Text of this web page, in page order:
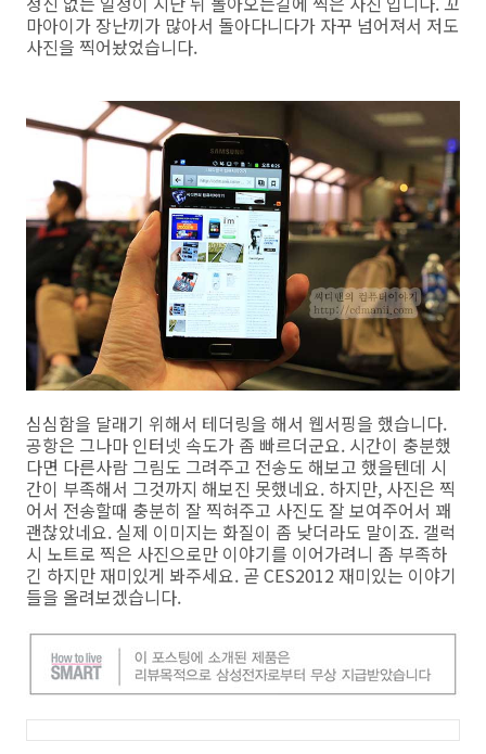
마아이가 장난끼가 많아서 돌아다니다가 자꾸 넘어져서 저도
사진을 찍어놨었습니다.
심심함을 달래기 위해서 테더링을 해서 웹서핑을 했습니다.
공항은 그나마 인터넷 속도가 좀 빠르더군요. 시간이 충분했
다면 다른사람 그림도 그려주고 전송도 해보고 했을텐데 시
간이 부족해서 그것까지 해보진 못했네요. 하지만, 사진은 찍
어서 전송할때 충분히 잘 찍혀주고 사진도 잘 보여주어서 꽤
괜찮았네요. 실제 이미지는 화질이 좀 낮더라도 말이죠. 갤럭
시 노트로 찍은 사진으로만 이야기를 이어가려니 좀 부족하
긴 하지만 재미있게 봐주세요. 곧 CES2012 재미있는 이야기
들을 올려보겠습니다.